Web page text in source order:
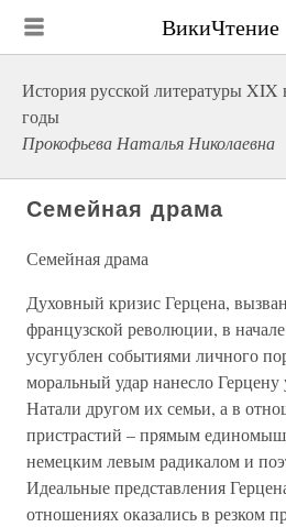
ВикиЧтение
История русской литературы XIX
годы
Прокофьева Наталья Николаевна
Семейная драма
Семейная драма
Духовный кризис Герцена,
французской революции, в
усугублен событиями личного
моральный удар нанесло
Натали другом их семьи, а в
пристрастий – прямым
немецким левым радикалом и
Идеальные представления
отношениях оказались в резком